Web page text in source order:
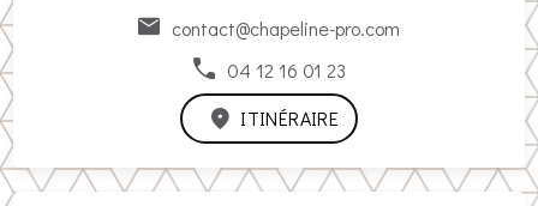
contact@chapeline-pro.com
04 12 16 01 23
ITINÉRAIRE